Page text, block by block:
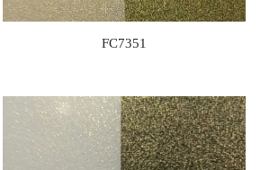
FC7351